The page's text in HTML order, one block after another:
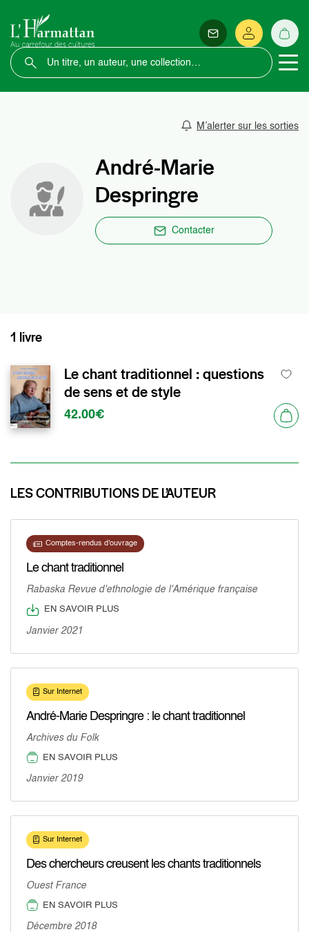
M’alerter sur les sorties
André-Marie
Despringre
Contacter
1 livre
Le chant traditionnel : questions
de sens et de style
42.00€
LES CONTRIBUTIONS DE L’AUTEUR
Comptes-rendus d'ouvrage
Le chant traditionnel
Rabaska Revue d'ethnologie de l'Amérique française
EN SAVOIR PLUS
Janvier 2021
Sur Internet
André-Marie Despringre : le chant traditionnel
Archives du Folk
EN SAVOIR PLUS
Janvier 2019
Sur Internet
Des chercheurs creusent les chants traditionnels
Ouest France
EN SAVOIR PLUS
Décembre 2018